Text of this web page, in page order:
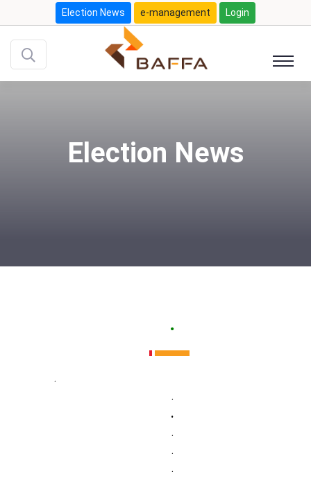
Election News e-management Login
Election News
.
.
.
.
.
.
.